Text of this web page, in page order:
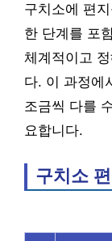
구치소에 편
한 단계를 포
체계적이고
다. 이 과정에
조금씩 다를
요합니다.
구치소